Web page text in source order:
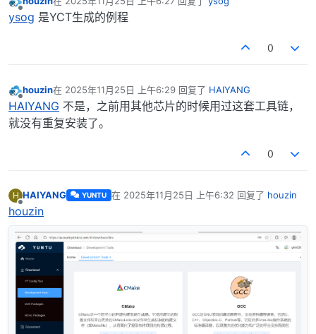
离线
最后由 编辑
ysog 是YCT生成的例程
0
离线
houzin在 2025年11月25日 上午6:29 回复了 HAIYANG
最后由 编辑
HAIYANG 不是，之前用其他芯片的时候用过这套工具链，
就没有重复安装了。
0
H
离线
HAIYANG YUNTU 在 2025年11月25日 上午6:32 回复了 houzin
最后由 编辑
houzin